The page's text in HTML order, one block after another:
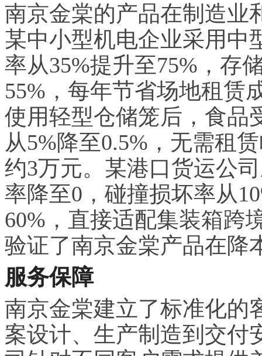
南京金棠的产品在制造业
某中小型机电企业采用中
率从35%提升至75%，存
55%，每年节省场地租赁
使用轻型仓储笼后，食品
从5%降至0.5%，无需租
约3万元。某港口货运公
率降至0，碰撞损坏率从
60%，直接适配集装箱跨
验证了南京金棠产品在降
服务保障
南京金棠建立了标准化的
案设计、生产制造到交付